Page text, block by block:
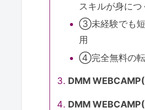
スキルが身につ
③未経験でも短
用
④完全無料の転
DMM
DMM